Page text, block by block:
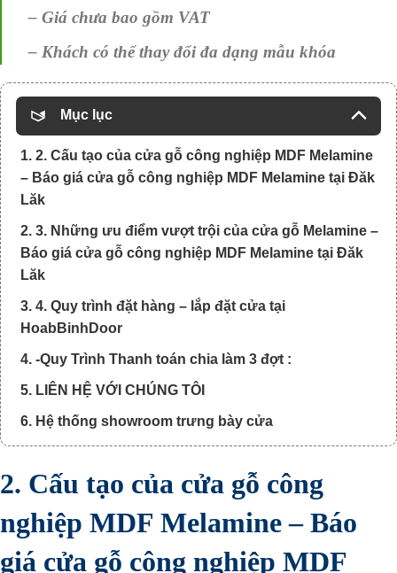
– Giá chưa bao gồm VAT
– Khách có thể thay đổi đa dạng mẫu khóa
Mục lục
1. 2. Cấu tạo của cửa gỗ công nghiệp MDF Melamine
– Báo giá cửa gỗ công nghiệp MDF Melamine tại Đăk
Lăk
2. 3. Những ưu điểm vượt trội của cửa gỗ Melamine –
Báo giá cửa gỗ công nghiệp MDF Melamine tại Đăk
Lăk
3. 4. Quy trình đặt hàng – lắp đặt cửa tại
HoabBinhDoor
4. -Quy Trình Thanh toán chia làm 3 đợt :
5. LIÊN HỆ VỚI CHÚNG TÔI
6. Hệ thống showroom trưng bày cửa
2. Cấu tạo của cửa gỗ công
nghiệp MDF Melamine – Báo
giá cửa gỗ công nghiệp MDF